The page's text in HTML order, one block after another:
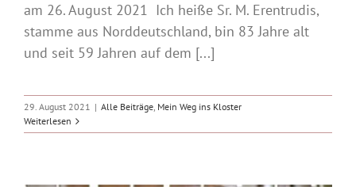
am 26. August 2021 Ich heiße Sr. M. Erentrudis,
stamme aus Norddeutschland, bin 83 Jahre alt
und seit 59 Jahren auf dem [...]
29. August 2021 | Alle Beiträge, Mein Weg ins Kloster
Weiterlesen